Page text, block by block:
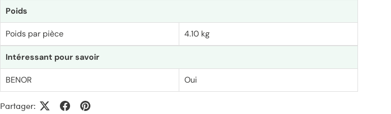
Poids
Poids par pièce 4.10 kg
Intéressant pour savoir
BENOR Oui
Partager: